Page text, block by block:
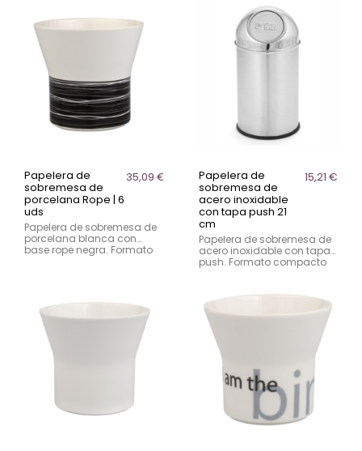
mesas y barras en
hostelería.
Papelera de
sobremesa de
porcelana Rope | 6
uds
35,09 €
Papelera de sobremesa de
porcelana blanca con
base rope negra. Formato
Papelera de
sobremesa de
acero inoxidable
con tapa push 21
cm
15,21 €
Papelera de sobremesa de
acero inoxidable con tapa
push. Formato compacto
profesional en hostelería y
restauración.